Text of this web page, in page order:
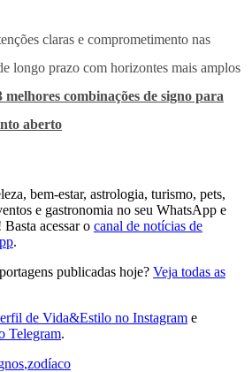
claras e comprometimento nas
longo prazo com horizontes mais amplos
melhores combinações de signo para
aberto
bem-estar, astrologia, turismo, pets,
e gastronomia no seu WhatsApp e
acessar o canal de notícias de
.
publicadas hoje? Veja todas as
de Vida&Estilo no Instagram e
Telegram.
,zodíaco